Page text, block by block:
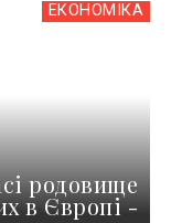
ЕКОНОМІКА
родовище
в Європі -